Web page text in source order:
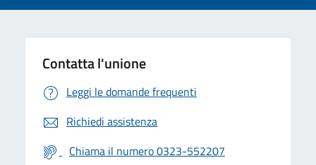
Contatta l'unione
Leggi le domande frequenti
Richiedi assistenza
Chiama il numero 0323-552207